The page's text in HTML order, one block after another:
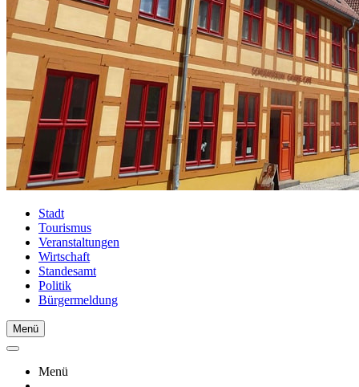
Stadt
Tourismus
Veranstaltungen
Wirtschaft
Standesamt
Politik
Bürgermeldung
Menü
Menü